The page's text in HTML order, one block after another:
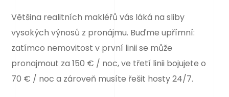
Většina realitních makléřů vás láká na sliby
vysokých výnosů z pronájmu. Buďme upřímní:
zatímco nemovitost v první linii se může
pronajmout za 150 € / noc, ve třetí linii bojujete o
70 € / noc a zároveň musíte řešit hosty 24/7.